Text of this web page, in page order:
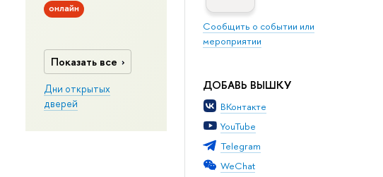
Сообщить о событии или
мероприятии
ДОБАВЬ ВЫШКУ
ВКонтакте
YouTube
Telegram
WeChat
онлайн
Показать все
Дни открытых
дверей